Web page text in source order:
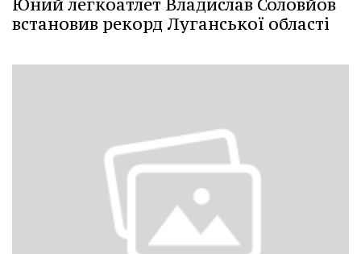
Юний легкоатлет Владислав Соловйов
встановив рекорд Луганської області